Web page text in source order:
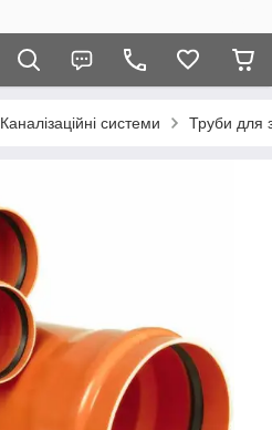
Каналізаційні системи Труби для